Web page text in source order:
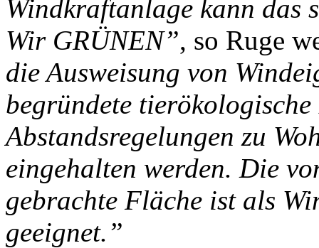
Windkraftanlage kann das
Wir GRÜNEN”, so Ruge
die Ausweisung von
begründete tierökologische
Abstandsregelungen zu
eingehalten werden. Die
gebrachte Fläche ist als
geeignet.”